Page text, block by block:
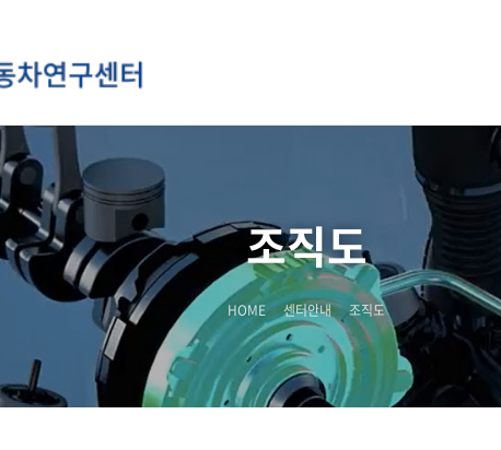
조직도
HOME 센터안내 조직도